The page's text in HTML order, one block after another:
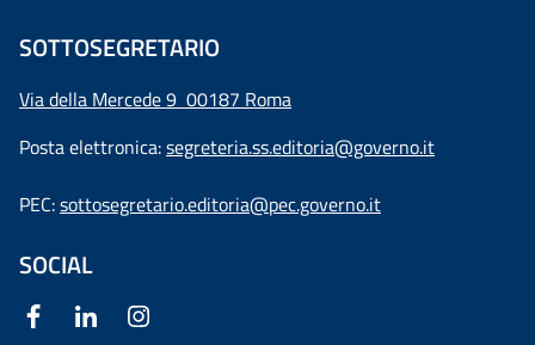
SOTTOSEGRETARIO
Via della Mercede 9 00187 Roma
Posta elettronica:segreteria.ss.editoria@governo.it
PEC:sottosegretario.editoria@pec.governo.it
SOCIAL